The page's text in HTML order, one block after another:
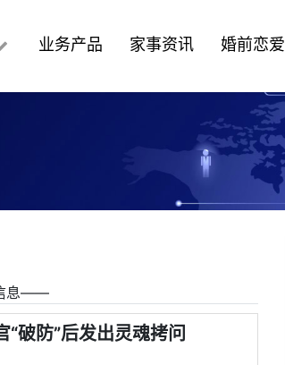
业务产品 家事资讯 婚前恋爱
息――
破防”后发出灵魂拷问